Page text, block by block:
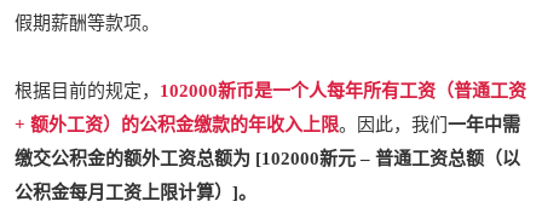
假期薪酬等款项。
根据目前的规定， 102000新币是一个人每年所有工资（普通工资
+ 额外工资）的公积金缴款的年收入上限。因此，我们一年中需
缴交公积金的额外工资总额为 [102000新元 – 普通工资总额（以
公积金每月工资上限计算）]。